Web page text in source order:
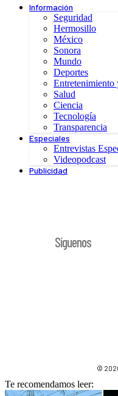
Información
Seguridad
Hermosillo
México
Sonora
Mundo
Deportes
Entretenimiento
Salud
Ciencia
Tecnología
Transparencia
Especiales
Entrevistas
Videopodcast
Publicidad
Síguenos
©
Te recomendamos leer: